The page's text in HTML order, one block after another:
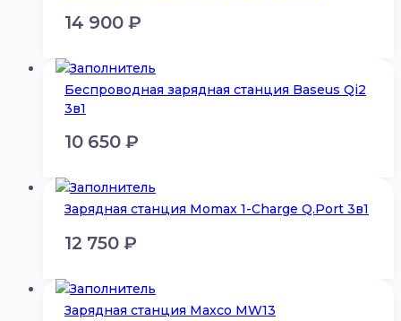
14 900 ₽
Беспроводная зарядная станция Baseus Qi2
3в1
10 650 ₽
Зарядная станция Momax 1-Charge Q.Port 3в1
12 750 ₽
Зарядная станция Maxco MW13